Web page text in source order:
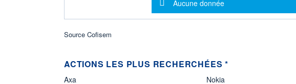
Aucune donnée
Source Cofisem
ACTIONS LES PLUS RECHERCHÉES *
Axa
Nokia